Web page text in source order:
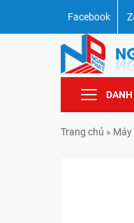
Facebook
Trang chủ »